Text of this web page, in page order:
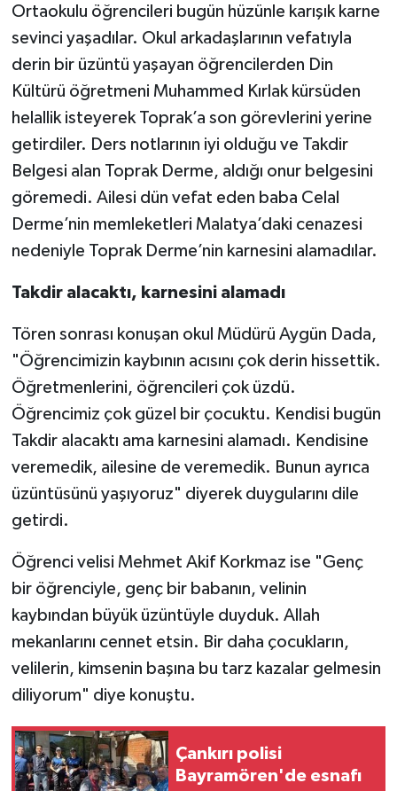
Ortaokulu öğrencileri bugün hüzünle karışık karne
sevinci yaşadılar. Okul arkadaşlarının vefatıyla
derin bir üzüntü yaşayan öğrencilerden Din
Kültürü öğretmeni Muhammed Kırlak kürsüden
helallik isteyerek Toprak’a son görevlerini yerine
getirdiler. Ders notlarının iyi olduğu ve Takdir
Belgesi alan Toprak Derme, aldığı onur belgesini
göremedi. Ailesi dün vefat eden baba Celal
Derme’nin memleketleri Malatya’daki cenazesi
nedeniyle Toprak Derme’nin karnesini alamadılar.
Takdir alacaktı, karnesini alamadı
Tören sonrası konuşan okul Müdürü Aygün Dada,
"Öğrencimizin kaybının acısını çok derin hissettik.
Öğretmenlerini, öğrencileri çok üzdü.
Öğrencimiz çok güzel bir çocuktu. Kendisi bugün
Takdir alacaktı ama karnesini alamadı. Kendisine
veremedik, ailesine de veremedik. Bunun ayrıca
üzüntüsünü yaşıyoruz" diyerek duygularını dile
getirdi.
Öğrenci velisi Mehmet Akif Korkmaz ise "Genç
bir öğrenciyle, genç bir babanın, velinin
kaybından büyük üzüntüyle duyduk. Allah
mekanlarını cennet etsin. Bir daha çocukların,
velilerin, kimsenin başına bu tarz kazalar gelmesin
diliyorum" diye konuştu.
Çankırı polisi
Bayramören'de esnafı
BÖLGE
TÜRKİYE
DÜNYA